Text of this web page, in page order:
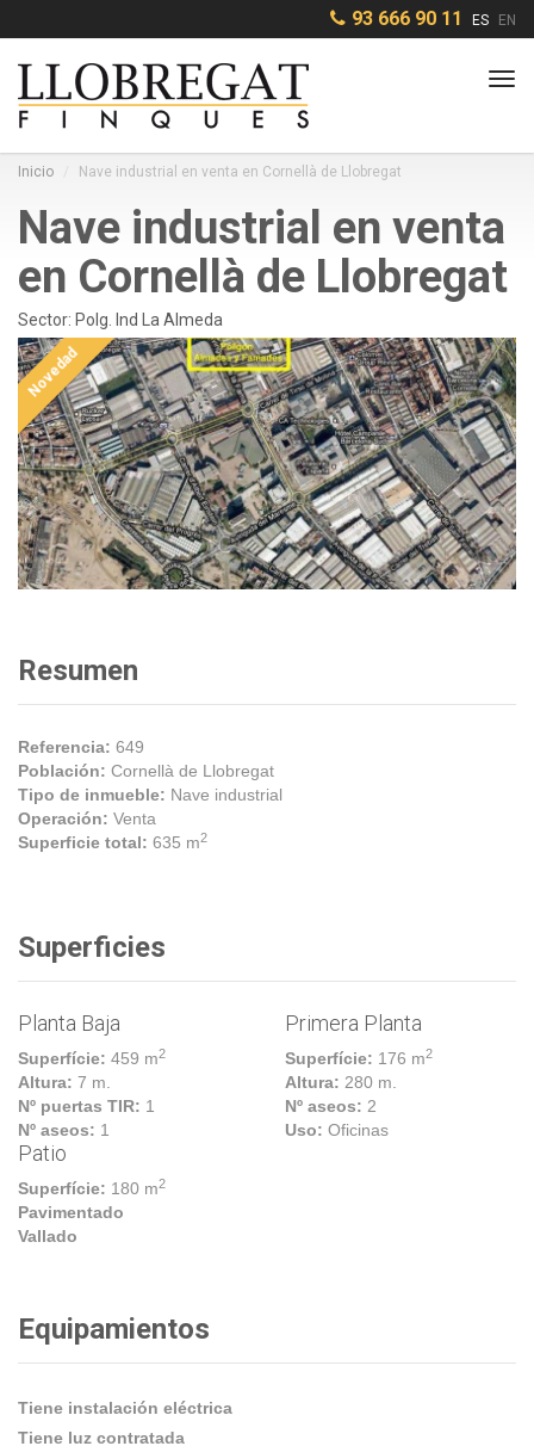
93 666 90 11 ES EN
Inicio Nave industrial en venta en Cornellà de Llobregat
Nave industrial en venta
en Cornellà de Llobregat
Sector: Polg. Ind La Almeda
Novedad
Resumen
Referencia: 649
Población: Cornellà de Llobregat
Tipo de inmueble: Nave industrial
Operación: Venta
Superficie total: 635 m2
Superficies
Planta Baja
Superfície: 459 m2
Altura: 7 m.
Nº puertas TIR: 1
Nº aseos: 1
Primera Planta
Superfície: 176 m2
Altura: 280 m.
Nº aseos: 2
Uso: Oficinas
Patio
Superfície: 180 m2
Pavimentado
Vallado
Equipamientos
Tiene instalación eléctrica
Tiene luz contratada